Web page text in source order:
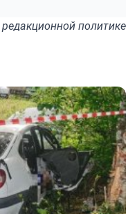
редакционной политике